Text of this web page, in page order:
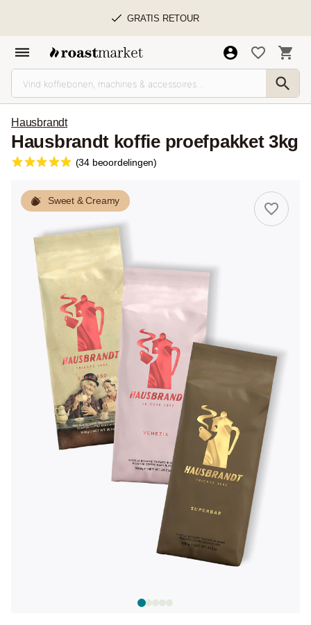
GRATIS RETOUR
Hausbrandt
Hausbrandt koffie proefpakket 3kg
(34 beoordelingen)
Sweet & Creamy